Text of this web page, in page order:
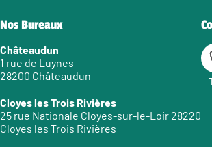
Nos Bureaux
Châteaudun
1 rue de Luynes
28200 Châteaudun
Cloyes les Trois Rivières
25 rue Nationale Cloyes-sur-le-Loir 28220
Cloyes les Trois Rivières